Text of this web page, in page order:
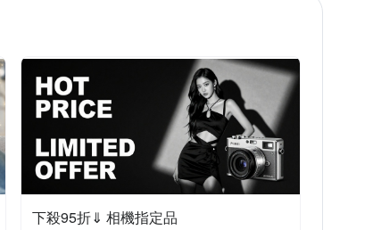
下殺95折⇓ 相機指定品